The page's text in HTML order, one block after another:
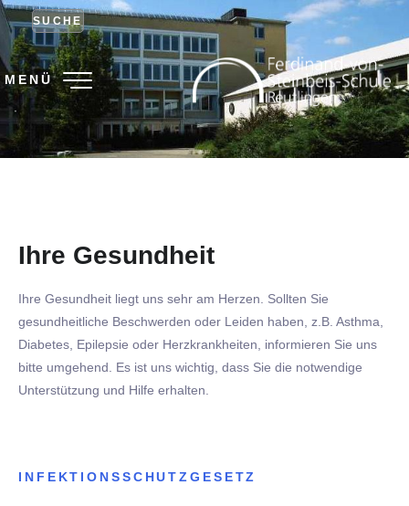
SUCHE
MENÜ
.
Ihre Gesundheit
Ihre Gesundheit liegt uns sehr am Herzen. Sollten Sie
gesundheitliche Beschwerden oder Leiden haben, z.B. Asthma,
Diabetes, Epilepsie oder Herzkrankheiten, informieren Sie uns
bitte umgehend. Es ist uns wichtig, dass Sie die notwendige
Unterstützung und Hilfe erhalten.
INFEKTIONSSCHUTZGESETZ